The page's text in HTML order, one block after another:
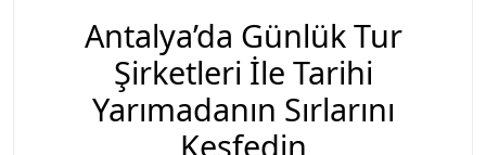
Antalya’da Günlük Tur
Şirketleri İle Tarihi
Yarımadanın Sırlarını
Keşfedin